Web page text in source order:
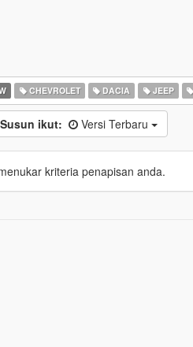
CHEVROLET DACIA JEEP
Susun ikut: Versi Terbaru
kriteria penapisan anda.